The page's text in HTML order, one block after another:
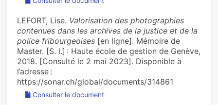
LEFORT, Lise. Valorisation des photographies
contenues dans les archives de la justice et de la
police fribourgeoises [en ligne]. Mémoire de
Master. [S. l.] : Haute école de gestion de Genève,
2018. [Consulté le 2 mai 2023]. Disponible à
l’adresse :
https://sonar.ch/global/documents/314861
Consulter le document